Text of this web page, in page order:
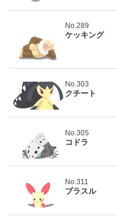
No.289
ケッキング
No.303
クチート
No.305
コドラ
No.311
プラスル